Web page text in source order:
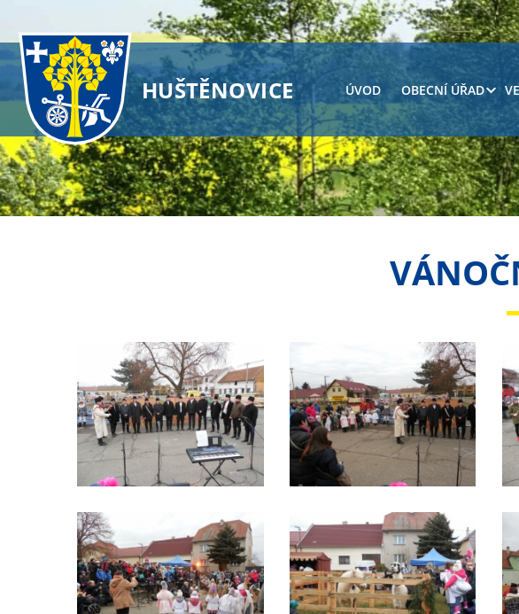
HUŠTĚNOVICE ÚVOD OBECNÍ ÚŘAD